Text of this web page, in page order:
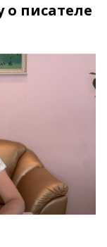
писателе